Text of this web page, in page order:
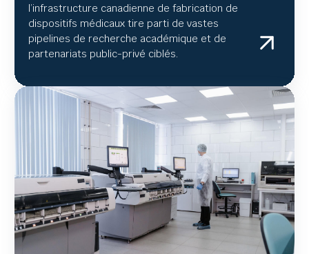
l’infrastructure canadienne de fabrication de
dispositifs médicaux tire parti de vastes
pipelines de recherche académique et de
partenariats public-privé ciblés.